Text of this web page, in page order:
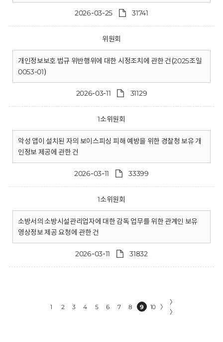
2026-03-25 31741
위원회
개인정보보호 법규 위반행위에 대한 시정조치에 관한 건(2025조일
0053-01)
2026-03-11 31129
1소위원회
악성 앱이 설치된 자의 보이스피싱 피해 예방을 위한 경찰청 보유 개
인정보 제공에 관한 건
2026-03-11 33399
1소위원회
소방서의 소방시설관리업자에 대한 감독 업무를 위한 관계인 보유
영상정보 제공 요청에 관한 건
2026-03-11 31832
1 2 3 4 5 6 7 8 9 10 〉
〉
〉